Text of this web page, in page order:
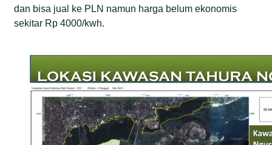
dan bisa jual ke PLN namun harga belum ekonomis
sekitar Rp 4000/kwh.